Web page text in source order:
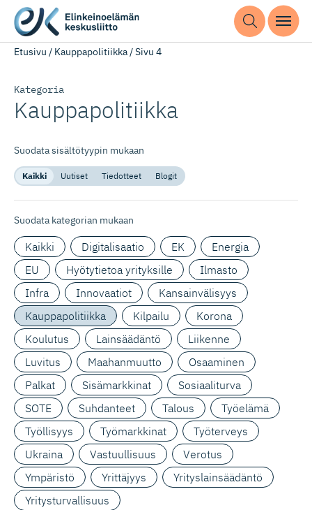
Etusivu / Kauppapolitiikka/Sivu 4
Kategoria
Kauppapolitiikka
Suodata sisältötyypin mukaan
Kaikki Uutiset Tiedotteet Blogit
Suodata kategorian mukaan
Kaikki Digitalisaatio EK
Energia
EU
Hyötytietoa yrityksille
Ilmasto
Infra
Innovaatiot
Kansainvälisyys
Kauppapolitiikka
Kilpailu
Korona
Koulutus
Lainsäädäntö
Liikenne
Luvitus
Maahanmuutto
Osaaminen
Palkat
Sisämarkkinat
Sosiaaliturva
SOTE
Suhdanteet Talous
Työelämä
Työllisyys
Työmarkkinat
Työterveys
Ukraina
Vastuullisuus
Verotus
Ympäristö
Yrittäjyys
Yrityslainsäädäntö
Yritysturvallisuus